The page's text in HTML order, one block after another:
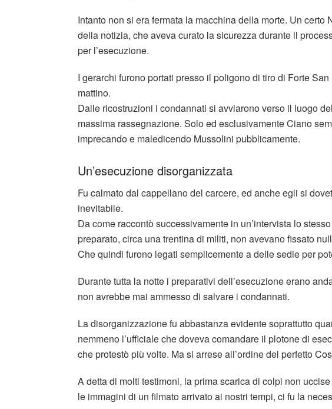
Intanto non si era fermata la macchina della morte. Un certo
della notizia, che aveva curato la sicurezza durante il
per l’esecuzione.
I gerarchi furono portati presso il poligono di tiro di Forte
mattino.
Dalle ricostruzioni i condannati si avviarono verso il luogo
massima rassegnazione. Solo ed esclusivamente Ciano
imprecando e maledicendo Mussolini pubblicamente.
Un’esecuzione disorganizzata
Fu calmato dal cappellano del carcere, ed anche egli si
inevitabile.
Da come raccontò successivamente in un’intervista lo
preparato, circa una trentina di militi, non avevano fissato
Che quindi furono legati semplicemente a delle sedie per
Durante tutta la notte i preparativi dell’esecuzione erano
non avrebbe mai ammesso di salvare i condannati.
La disorganizzazione fu abbastanza evidente soprattutto
nemmeno l’ufficiale che doveva comandare il plotone di
che protestò più volte. Ma si arrese all’ordine del perfetto
A detta di molti testimoni, la prima scarica di colpi non
le immagini di un filmato arrivato ai nostri tempi, ci fu la